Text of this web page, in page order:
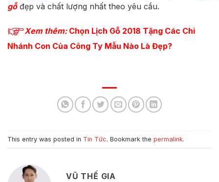
gỗđẹp và chất lượng nhất theo yêu cầu.
Xem thêm: Chọn Lịch Gỗ 2018 Tặng Các Chi
Nhánh Con Của Công Ty Mẫu Nào Là Đẹp?
This entry was posted in Tin Tức. Bookmark the permalink.
VŨ THẾ GIA